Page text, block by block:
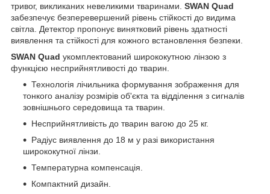
тривог, викликаних невеликими тваринами. SWAN Quad
забезпечує безперевершений рівень стійкості до видима
світла. Детектор пропонує винятковий рівень здатності
виявлення та стійкості для кожного встановлення безпеки.
SWAN Quad укомплектований ширококутною лінзою з
функцією несприйнятливості до тварин.
Технологія лічильника формування зображення для
тонкого аналізу розмірів об'єкта та відділення з сигналів
зовнішнього середовища та тварин.
Несприйнятливість до тварин вагою до 25 кг.
Радіус виявлення до 18 м у разі використання
ширококутної лінзи.
Температурна компенсація.
Компактний дизайн.